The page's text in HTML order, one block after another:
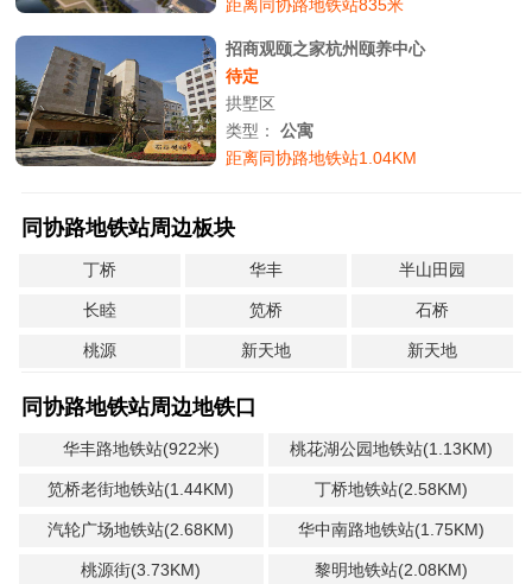
距离同协路地铁站835米
招商观颐之家杭州颐养中心
待定
拱墅区
类型：公寓
距离同协路地铁站1.04KM
同协路地铁站周边板块
丁桥 华丰 半山田园
长睦 笕桥 石桥
桃源 新天地 新天地
同协路地铁站周边地铁口
华丰路地铁站(922米) 桃花湖公园地铁站(1.13KM)
笕桥老街地铁站(1.44KM) 丁桥地铁站(2.58KM)
汽轮广场地铁站(2.68KM) 华中南路地铁站(1.75KM)
桃源街(3.73KM) 黎明地铁站(2.08KM)